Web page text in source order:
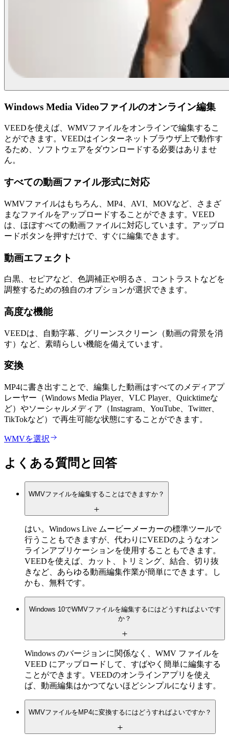
Windows Media Videoファイルのオンライン編集
VEEDを使えば、WMVファイルをオンラインで編集するこ
とができます。VEEDはインターネットブラウザ上で動作す
るため、ソフトウェアをダウンロードする必要はありませ
ん。
すべての動画ファイル形式に対応
WMVファイルはもちろん、MP4、AVI、MOVなど、さまざ
まなファイルをアップロードすることができます。VEED
は、ほぼすべての動画ファイルに対応しています。アップロ
ードボタンを押すだけで、すぐに編集できます。
動画エフェクト
白黒、セピアなど、色調補正や明るさ、コントラストなどを
調整するための独自のオプションが選択できます。
高度な機能
VEEDは、自動字幕、グリーンスクリーン（動画の背景を消
す）など、素晴らしい機能を備えています。
変換
MP4に書き出すことで、編集した動画はすべてのメディアプ
レーヤー（Windows Media Player、VLC Player、Quicktimeな
ど）やソーシャルメディア（Instagram、YouTube、Twitter、
TikTokなど）で再生可能な状態にすることができます。
WMVを選択
よくある質問と回答
WMVファイルを編集することはできますか？
はい。Windows Live ムービーメーカーの標準ツールで
行うこともできますが、代わりにVEEDのようなオン
ラインアプリケーションを使用することもできます。
VEEDを使えば、カット、トリミング、結合、切り抜
きなど、あらゆる動画編集作業が簡単にできます。し
かも、無料です。
Windows 10でWMVファイルを編集するにはどうすればよいです
か？
Windows のバージョンに関係なく、WMV ファイルを
VEED にアップロードして、すばやく簡単に編集する
ことができます。VEEDのオンラインアプリを使え
ば、動画編集はかつてないほどシンプルになります。
WMVファイルをMP4に変換するにはどうすればよいですか？